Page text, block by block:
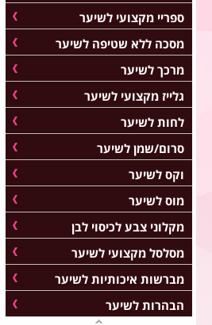
ספריי מקצועי לשיער
מסכה ללא שטיפה לשיער
מרכך לשיער
גלייז מקצועי לשיער
לחות לשיער
סרום/שמן לשיער
וקס לשיער
מוס לשיער
מקלוני צבע לכיסוי לבן
מסלסל מקצועי לשיער
מברשות איכותיות לשיער
הבהרות לשיער